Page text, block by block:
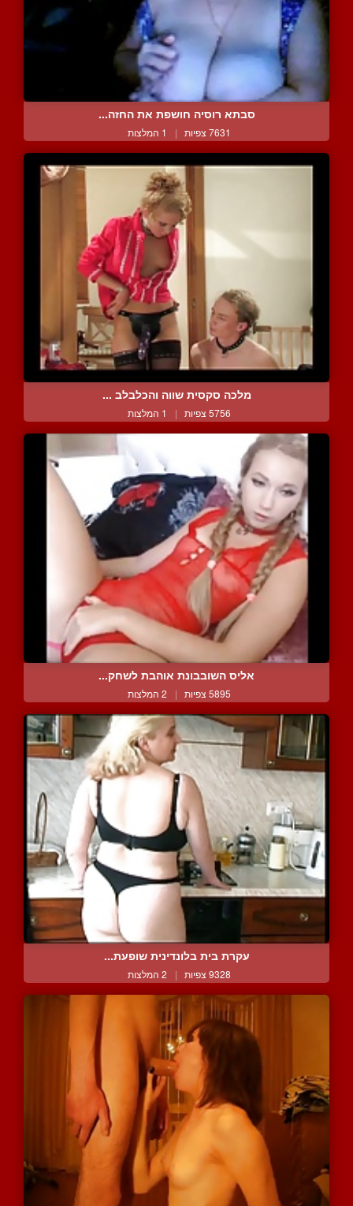
סבתא רוסיה חושפת את החזה...
7631 צפיות | 1 המלצות
מלכה סקסית שווה והכלבלב ...
5756 צפיות | 1 המלצות
אליס השובבונת אוהבת לשחק...
5895 צפיות | 2 המלצות
עקרת בית בלונדינית שופעת...
9328 צפיות | 2 המלצות